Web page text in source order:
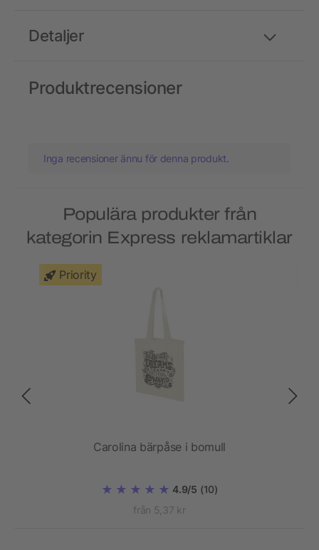
Detaljer
Produktrecensioner
Inga recensioner ännu för denna produkt.
Populära produkter från
kategorin Express reklamartiklar
Priority
Carolina bärpåse i bomull
4.9/5 (10)
från 5,37 kr